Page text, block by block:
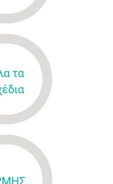
τα